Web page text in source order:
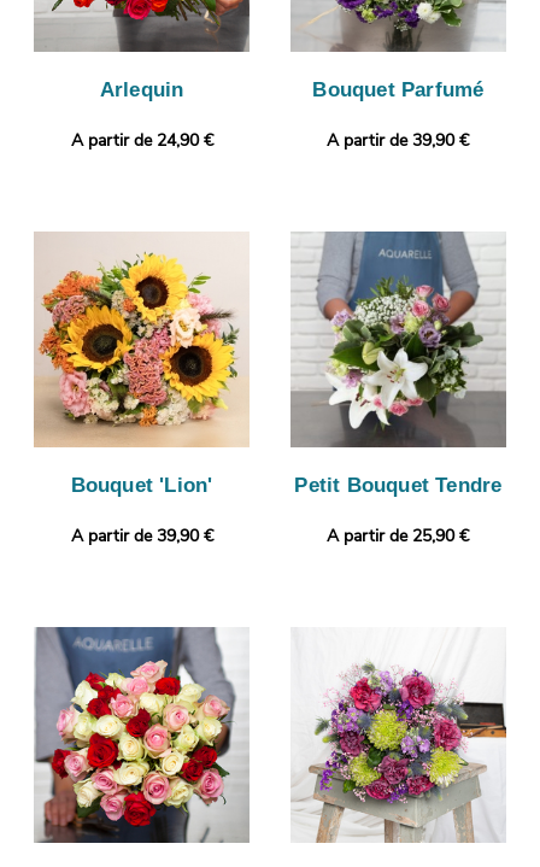
Arlequin
A partir de 24,90 €
Bouquet Parfumé
A partir de 39,90 €
Bouquet 'Lion'
A partir de 39,90 €
Petit Bouquet Tendre
A partir de 25,90 €